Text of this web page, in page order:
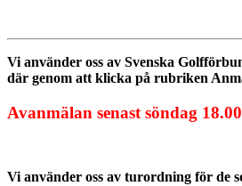
Vi använder oss av Svenska
där genom att klicka på rubriken
Avanmälan senast söndag
Vi använder oss av turordning för de